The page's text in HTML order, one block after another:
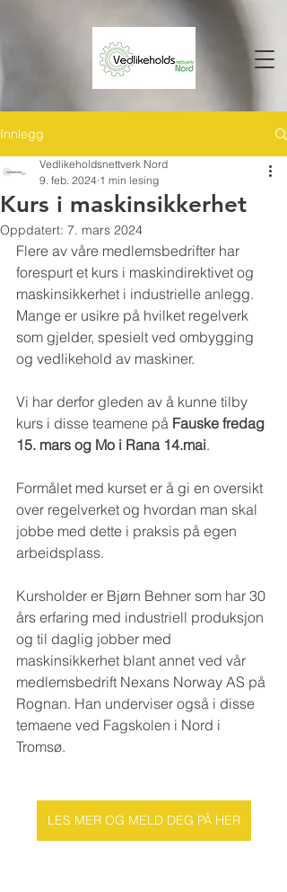
Innlegg
Kurs i maskinsikkerhet
Vedlikeholdsnettverk Nord
9. feb. 2024 1 min lesing
Oppdatert: 7. mars 2024
Flere av våre medlemsbedrifter har
forespurt et kurs i maskindirektivet og
maskinsikkerhet i industrielle anlegg.
Mange er usikre på hvilket regelverk
som gjelder, spesielt ved ombygging
og vedlikehold av maskiner.
Vi har derfor gleden av å kunne tilby
kurs i disse teamene på Fauske fredag
15. mars og Mo i Rana 14.mai.
Formålet med kurset er å gi en oversikt
over regelverket og hvordan man skal
jobbe med dette i praksis på egen
arbeidsplass.
Kursholder er Bjørn Behner som har 30
års erfaring med industriell produksjon
og til daglig jobber med
maskinsikkerhet blant annet ved vår
medlemsbedrift Nexans Norway AS på
Rognan. Han underviser også i disse
temaene ved Fagskolen i Nord i
Tromsø.
LES MER OG MELD DEG PÅ HER